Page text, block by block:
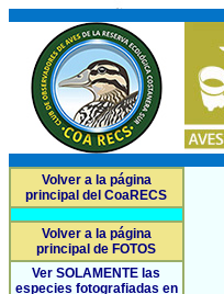
Volver a la página
principal del CoaRECS
Volver a la página
principal de FOTOS
Ver SOLAMENTE las
especies fotografiadas en